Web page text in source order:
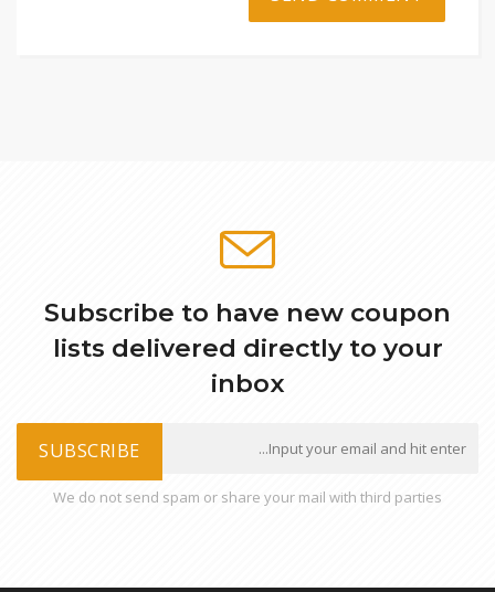
Subscribe to have new coupon
lists delivered directly to your
inbox
SUBSCRIBE
We do not send spam or share your mail with third parties